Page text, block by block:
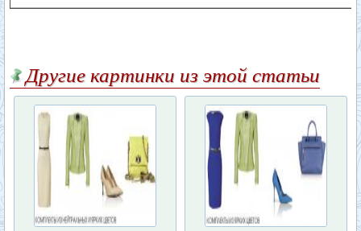
Другие картинки из этой статьи